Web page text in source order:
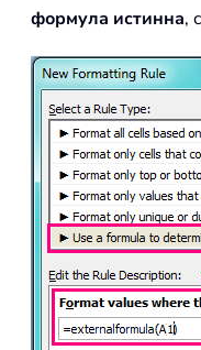
формула истинна,